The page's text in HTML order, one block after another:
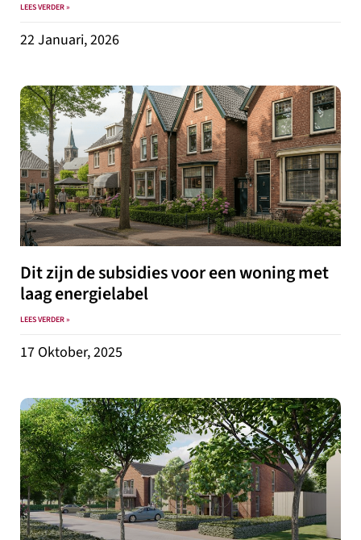
LEES VERDER »
22 Januari, 2026
Dit zijn de subsidies voor een woning met
laag energielabel
LEES VERDER »
17 Oktober, 2025